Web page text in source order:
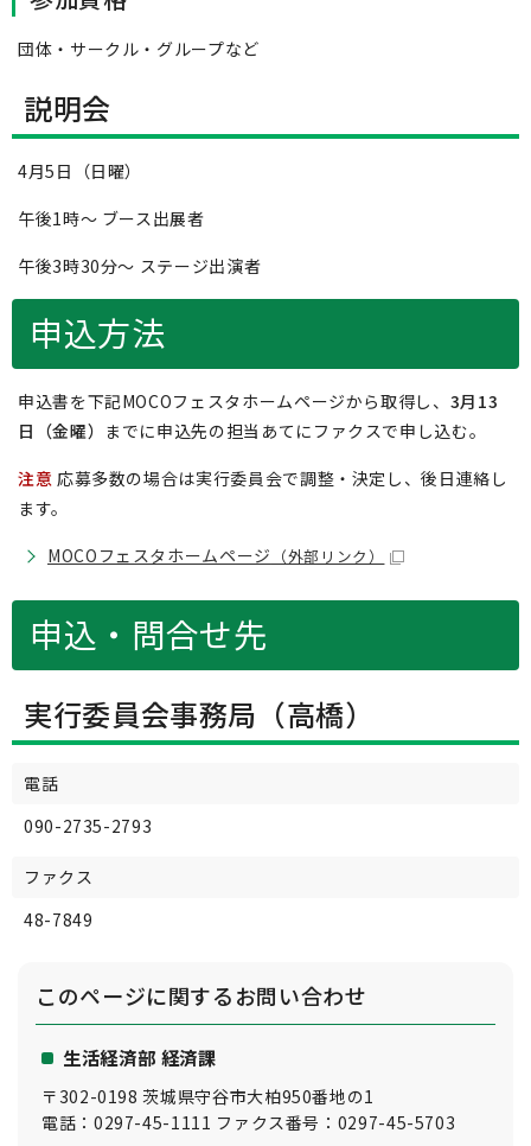
団体・サークル・グループなど
説明会
4月5日（日曜）
午後1時～ ブース出展者
午後3時30分～ ステージ出演者
申込方法
申込書を下記MOCOフェスタホームページから取得し、 3月13
日（金曜） までに申込先の担当あてにファクスで申し込む。
注意 応募多数の場合は実行委員会で調整・決定し、後日連絡し
ます。
MOCOフェスタホームページ （外部リンク）
申込・問合せ先
実行委員会事務局（高橋）
電話
090-2735-2793
ファクス
48-7849
このページに関するお問い合わせ
生活経済部 経済課
〒302-0198 茨城県守谷市大柏950番地の1
電話：0297-45-1111 ファクス番号：0297-45-5703